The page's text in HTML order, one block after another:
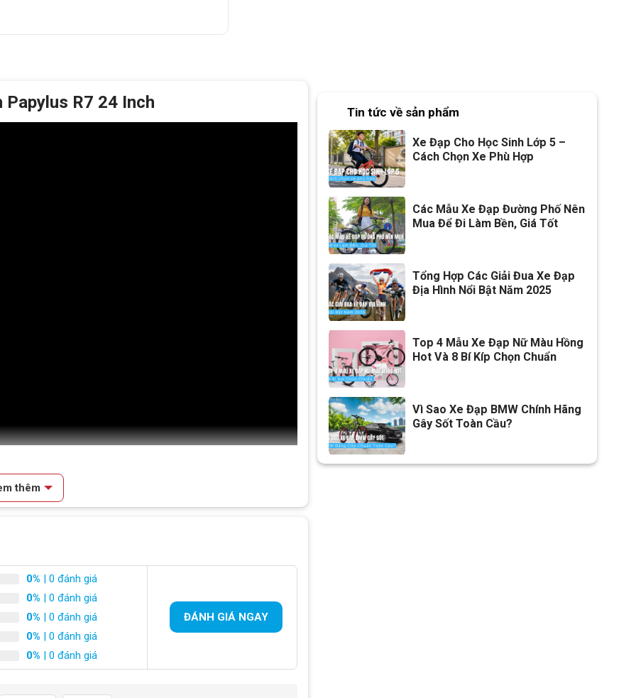
Papylus R7 24 Inch
thêm
0% | 0 đánh giá
0% | 0 đánh giá
0% | 0 đánh giá
0% | 0 đánh giá
0% | 0 đánh giá
ĐÁNH GIÁ NGAY
Tin tức về sản phẩm
Xe Đạp Cho Học Sinh Lớp 5 –
Cách Chọn Xe Phù Hợp
Các Mẫu Xe Đạp Đường Phố Nên
Mua Để Đi Làm Bền, Giá Tốt
Tổng Hợp Các Giải Đua Xe Đạp
Địa Hình Nổi Bật Năm 2025
Top 4 Mẫu Xe Đạp Nữ Màu Hồng
Hot Và 8 Bí Kíp Chọn Chuẩn
Vì Sao Xe Đạp BMW Chính Hãng
Gây Sốt Toàn Cầu?